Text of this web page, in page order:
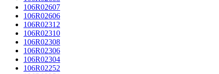
106R02607
106R02606
106R02312
106R02310
106R02308
106R02306
106R02304
106R02252